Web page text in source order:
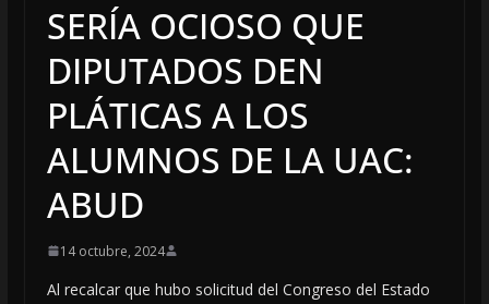
SERÍA OCIOSO QUE
DIPUTADOS DEN
PLÁTICAS A LOS
ALUMNOS DE LA UAC:
ABUD
14 octubre, 2024
Al recalcar que hubo solicitud del Congreso del Estado